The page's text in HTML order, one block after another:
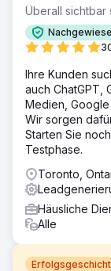
Überall sichtbar
Ihre Kunden
auch ChatGPT,
Medien,
Wir sorgen
Starten Sie
Testphase.
Toronto,
Häusliche
Alle